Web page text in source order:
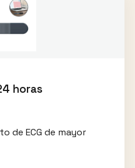
horas
de ECG de mayor